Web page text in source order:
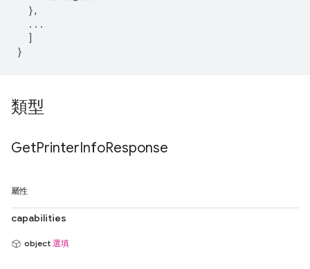
  },
  ...
  ]
類型
GetPrinterInfoResponse
屬性
capabilities
object 選填